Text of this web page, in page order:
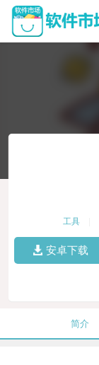
工具
安卓下载
简介